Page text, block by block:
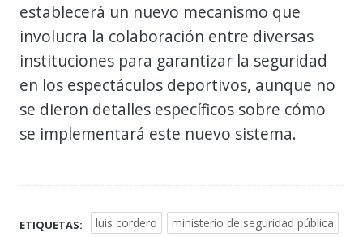
establecerá un nuevo mecanismo que
involucra la colaboración entre diversas
instituciones para garantizar la seguridad
en los espectáculos deportivos, aunque no
se dieron detalles específicos sobre cómo
se implementará este nuevo sistema.
ETIQUETAS: luis cordero
ministerio de seguridad pública